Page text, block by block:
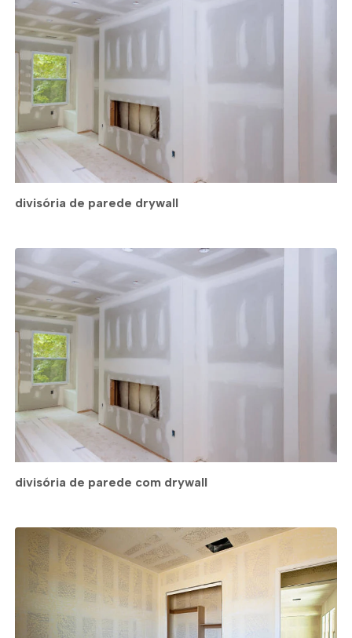
divisória de parede drywall
divisória de parede com drywall